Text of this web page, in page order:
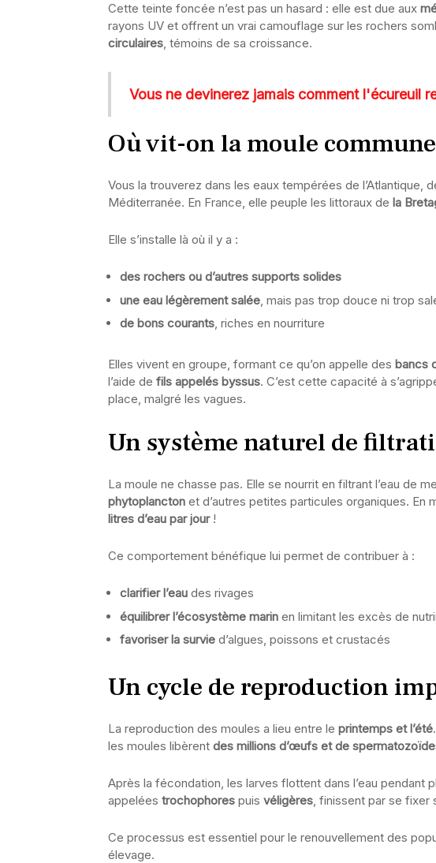
Cette teinte foncée n’est pas un hasard : elle est due aux
rayons UV et offrent un vrai camouflage sur les rochers
circulaires, témoins de sa croissance.
Vous ne devinerez jamais comment l'écureuil
Où vit-on la moule
Vous la trouverez dans les eaux tempérées de l’Atlantique,
Méditerranée. En France, elle peuple les littoraux de la
Elle s’installe là où il y a :
des rochers ou d’autres supports solides
une eau légèrement salée , mais pas trop douce ni trop
de bons courants, riches en nourriture
Elles vivent en groupe, formant ce qu’on appelle des bancs
l’aide de fils appelés byssus. C’est cette capacité à
place, malgré les vagues.
Un système naturel de
La moule ne chasse pas. Elle se nourrit en filtrant l’eau de
phytoplancton et d’autres petites particules organiques. En
litres d’eau par jour!
Ce comportement bénéfique lui permet de contribuer à :
clarifier l’eau des rivages
équilibrer l’écosystème marin en limitant les excès de
favoriser la survie d’algues, poissons et crustacés
Un cycle de reproduction
La reproduction des moules a lieu entre le printemps et l’été
les moules libèrent des millions d’œufs et de
Après la fécondation, les larves flottent dans l’eau pendant
appelées trochophores puis véligères, finissent par se fixer
Ce processus est essentiel pour le renouvellement des
élevage.